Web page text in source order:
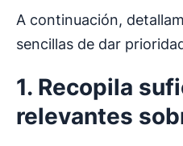
A continuación,
sencillas de dar
1. Recopila
relevantes